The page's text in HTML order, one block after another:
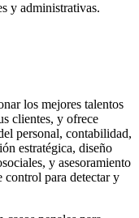
y administrativas.
los mejores talentos
clientes, y ofrece
personal, contabilidad,
estratégica, diseño
y asesoramiento
control para detectar y